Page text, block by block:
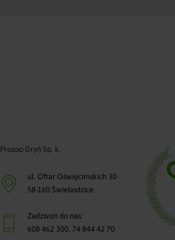
Prozoo Gryń Sp. k.
ul. Ofiar Oświęcimskich 30
58-160 Świebodzice
Zadzwoń do nas:
608 462 300 74 844 42 70